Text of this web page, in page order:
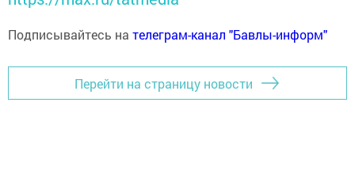
Подписывайтесь на телеграм-канал "Бавлы-информ"
Перейти на страницу новости